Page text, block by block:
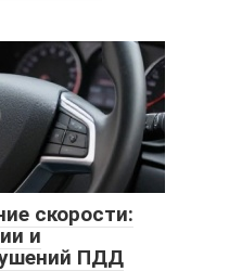
скорости:
и
ПДД